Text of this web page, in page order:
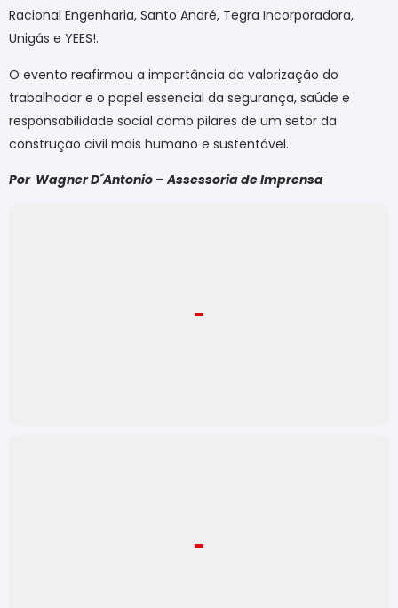
Racional Engenharia, Santo André, Tegra Incorporadora,
Unigás e YEES!.
O evento reafirmou a importância da valorização do
trabalhador e o papel essencial da segurança, saúde e
responsabilidade social como pilares de um setor da
construção civil mais humano e sustentável.
Por Wagner D´Antonio – Assessoria de Imprensa